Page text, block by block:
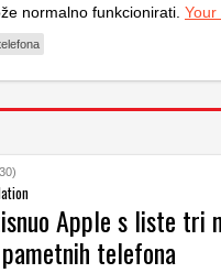
normalno funkcionirati. Your
Apple s liste tri
telefona